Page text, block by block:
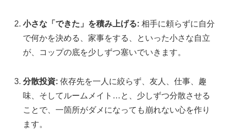
小さな「できた」を積み上げる: 相手に頼らずに自分
で何かを決める、家事をする、といった小さな自立
が、コップの底を少しずつ塞いでいきます。
分散投資: 依存先を一人に絞らず、友人、仕事、趣
味、そしてルームメイト…と、少しずつ分散させる
ことで、一箇所がダメになっても崩れない心を作り
ます。